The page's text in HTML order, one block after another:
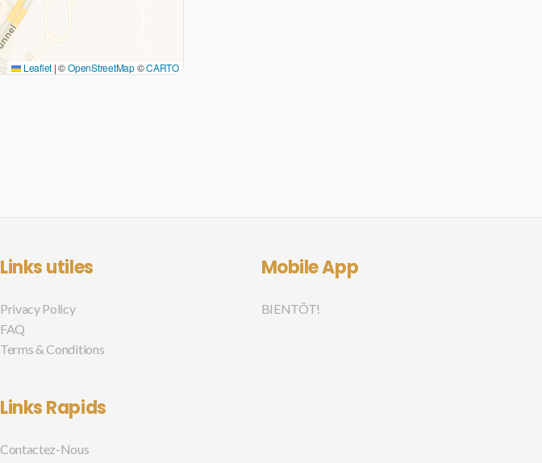
Leaflet |©OpenStreetMap©CARTO
Links utiles
Privacy Policy
FAQ
Terms & Conditions
Links Rapids
Contactez-Nous
Mobile App
BIENTÔT!